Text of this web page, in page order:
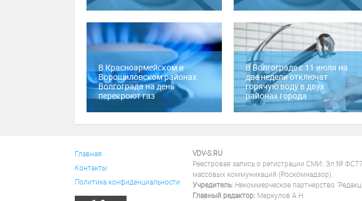
В Красноармейском и
Ворошиловском районах
Волгограда на день
перекроют газ
В Волгограде с 11 июля на
две недели отключат
горячую воду в двух
районах города
Главная
Контакты
Политика конфиденциальности
VDV-S.RU
Реестровая запись о регистрации СМИ: Эл №
массовых коммуникаций (Роскомнадзор).
Учредитель: Некоммерческое партнерство
Главный редактор: Меркулов А.Н.